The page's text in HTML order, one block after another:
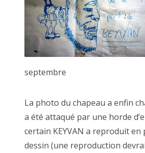
2022 mars
2022 février
2022 janvier
2021 décembre
2021 novembre
2021 octobre
2021 septembre
septembre
La photo du chapeau a enfin
a été attaqué par une horde
certain KEYVAN a reproduit en
dessin (une reproduction
11 novembre 2021, passage Josset